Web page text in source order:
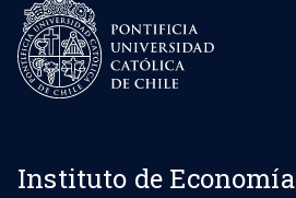
Instituto de Economía